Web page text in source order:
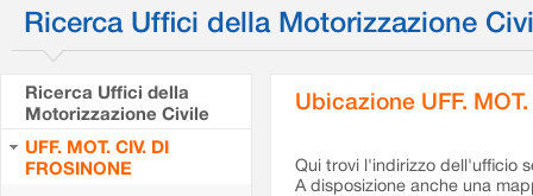
Ricerca Uffici della Motorizzazione
Ricerca Uffici della
Motorizzazione Civile
UFF. MOT. CIV. DI
FROSINONE
Ubicazione UFF.
Qui trovi l'indirizzo dell'ufficio
A disposizione anche una